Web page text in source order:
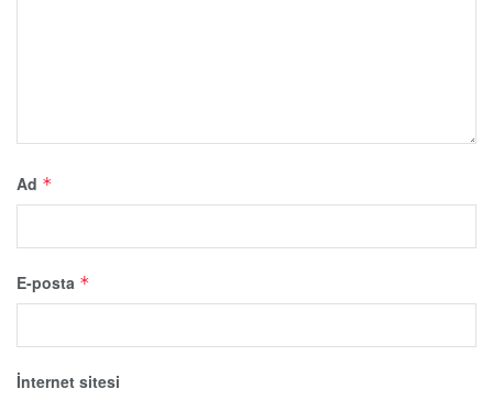
Ad *
E-posta *
İnternet sitesi